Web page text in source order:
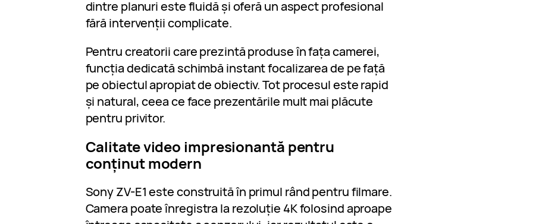
dintre planuri este fluidă și oferă un aspect profesional
fără intervenții complicate.
Pentru creatorii care prezintă produse în fața camerei,
funcția dedicată schimbă instant focalizarea de pe față
pe obiectul apropiat de obiectiv. Tot procesul este rapid
și natural, ceea ce face prezentările mult mai plăcute
pentru privitor.
Calitate video impresionantă pentru
conținut modern
Sony ZV-E1 este construită în primul rând pentru filmare.
Camera poate înregistra la rezoluție 4K folosind aproape